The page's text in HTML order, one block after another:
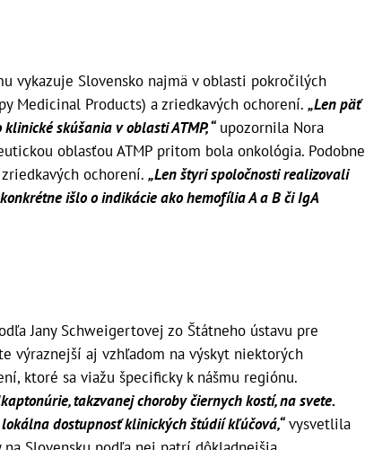
vykazuje Slovensko najmä v oblasti pokročilých
Medicinal Products) a zriedkavých ochorení. „Len päť
skúšania v oblasti ATMP, “upozornila Nora
oblasťou ATMP pritom bola onkológia. Podobne
ochorení. „Len štyri spoločnosti realizovali
išlo o indikácie ako hemofília A a B či IgA
Jany Schweigertovej zo Štátneho ústavu pre
výraznejší aj vzhľadom na výskyt niektorých
ktoré sa viažu špecificky k nášmu regiónu.
takzvanej choroby čiernych kostí, na svete.
dostupnosť klinických štúdií kľúčová,“vysvetlila